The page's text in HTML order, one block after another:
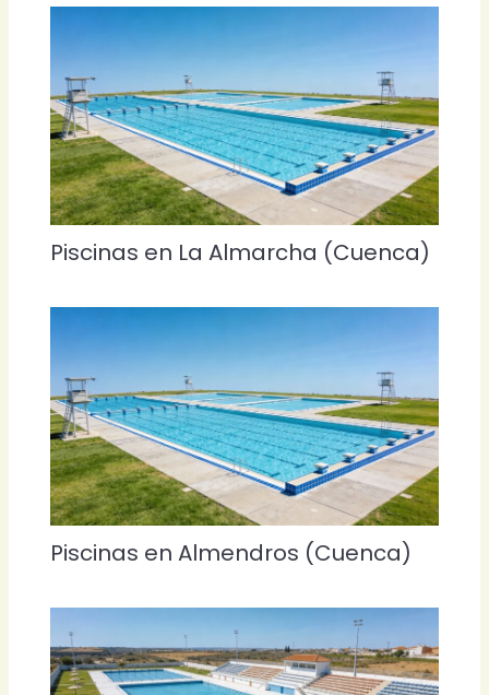
Piscinas en La Almarcha (Cuenca)
Piscinas en Almendros (Cuenca)